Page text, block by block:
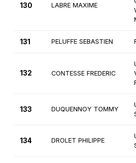
130 LABRE MAXIME
131 PELUFFE SEBASTIEN
132 CONTESSE FREDERIC
133 DUQUENNOY TOMMY
134 DROLET PHILIPPE